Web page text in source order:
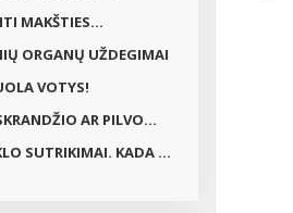
MAKŠTIES...
ORGANŲ UŽDEGIMAI
VOTYS!
AR PILVO...
SUTRIKIMAI. KADA ...